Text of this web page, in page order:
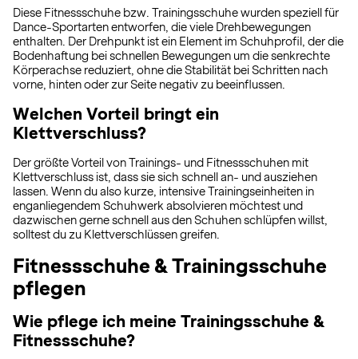
Diese Fitnessschuhe bzw. Trainingsschuhe wurden speziell für
Dance-Sportarten entworfen, die viele Drehbewegungen
enthalten. Der Drehpunkt ist ein Element im Schuhprofil, der die
Bodenhaftung bei schnellen Bewegungen um die senkrechte
Körperachse reduziert, ohne die Stabilität bei Schritten nach
vorne, hinten oder zur Seite negativ zu beeinflussen.
Welchen Vorteil bringt ein
Klettverschluss?
Der größte Vorteil von Trainings- und Fitnessschuhen mit
Klettverschluss ist, dass sie sich schnell an- und ausziehen
lassen. Wenn du also kurze, intensive Trainingseinheiten in
enganliegendem Schuhwerk absolvieren möchtest und
dazwischen gerne schnell aus den Schuhen schlüpfen willst,
solltest du zu Klettverschlüssen greifen.
Fitnessschuhe & Trainingsschuhe
pflegen
Wie pflege ich meine Trainingsschuhe &
Fitnessschuhe?